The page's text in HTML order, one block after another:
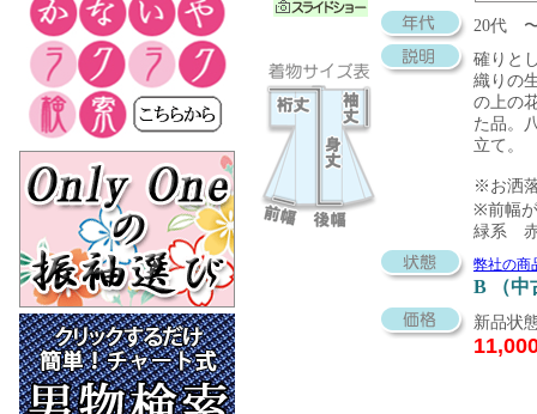
20代
確りと
織りの
の上の
た品。
立て。
※お洒
※前幅
緑系
弊社の商
B （中
新品状